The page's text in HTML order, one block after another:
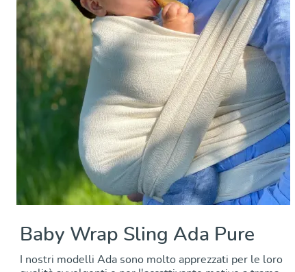
Baby Wrap Sling Ada Pure
I nostri modelli Ada sono molto apprezzati per le loro